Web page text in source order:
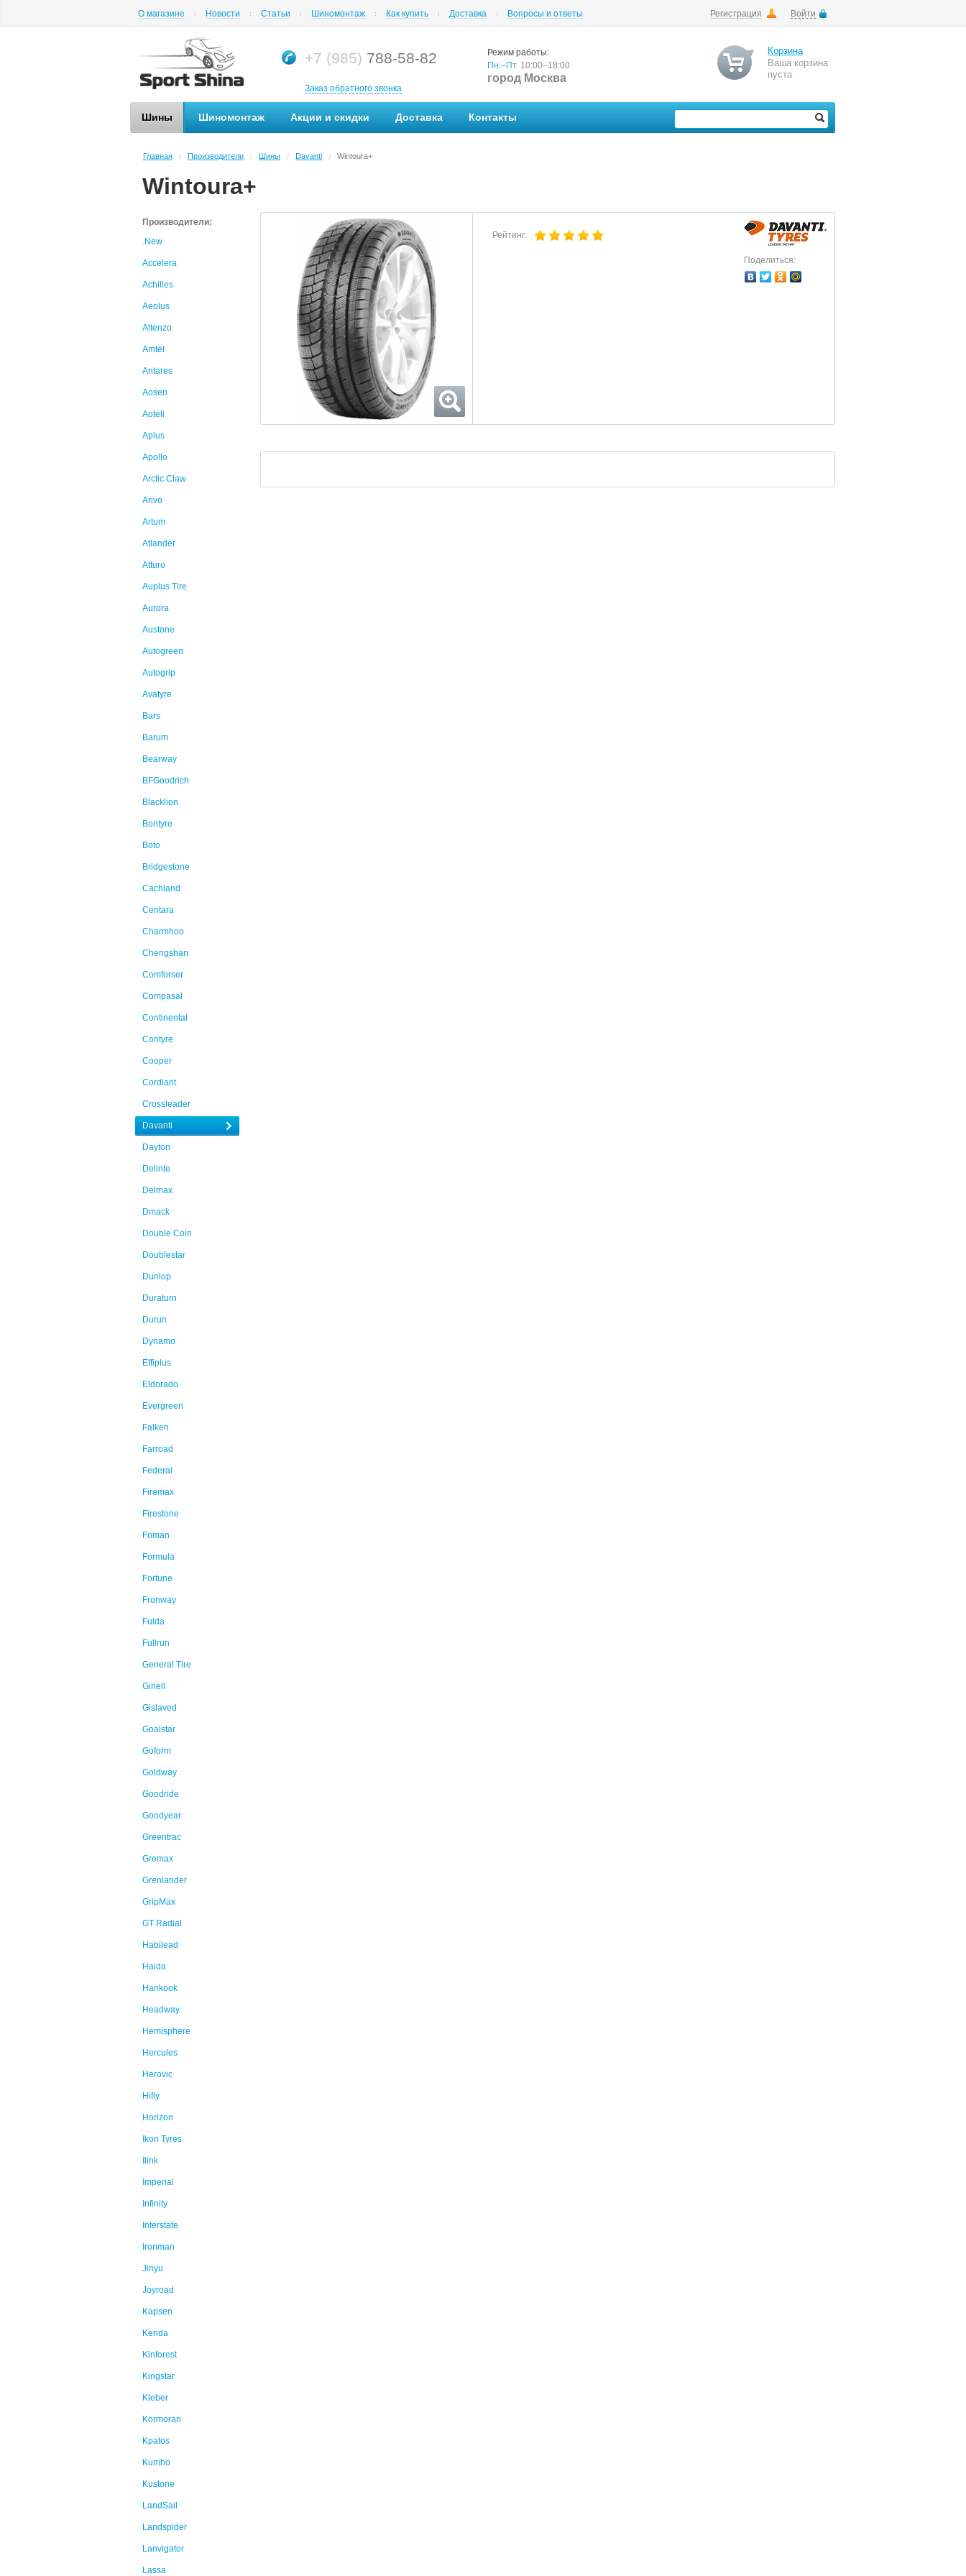
Регистрация Войти
О магазине Новости Статьи Шиномонтаж Как купить Доставка Вопросы и ответы
+7 (985) 788-58-82
Заказ обратного звонка
Режим работы:
Пн.–Пт. 10:00–18:00
город Москва
Корзина
Ваша корзина
пуста
Шины Шиномонтаж Акции и скидки Доставка Контакты
Главная / Производители / Шины / Davanti / Wintoura+
Wintoura+
Производители:
.New
Accelera
Achilles
Aeolus
Altenzo
Amtel
Antares
Aosen
Aoteli
Aplus
Apollo
Arctic Claw
Arivo
Artum
Atlander
Atturo
Auplus Tire
Aurora
Austone
Autogreen
Autogrip
Avatyre
Bars
Barum
Bearway
BFGoodrich
Blacklion
Bontyre
Boto
Bridgestone
Cachland
Centara
Charmhoo
Chengshan
Comforser
Compasal
Continental
Contyre
Cooper
Cordiant
Crossleader
Davanti
Dayton
Delinte
Delmax
Dmack
Double Coin
Doublestar
Dunlop
Duraturn
Durun
Dynamo
Effiplus
Eldorado
Evergreen
Falken
Farroad
Federal
Firemax
Firestone
Foman
Formula
Fortune
Fronway
Fulda
Fullrun
General Tire
Ginell
Gislaved
Goalstar
Goform
Goldway
Goodride
Goodyear
Greentrac
Gremax
Grenlander
GripMax
GT Radial
Habilead
Haida
Hankook
Headway
Hemisphere
Hercules
Herovic
Hifly
Horizon
Ikon Tyres
Ilink
Imperial
Infinity
Interstate
Ironman
Jinyu
Joyroad
Kapsen
Kenda
Kinforest
Kingstar
Kleber
Kormoran
Kpatos
Kumho
Kustone
LandSail
Landspider
Lanvigator
Lassa
Рейтинг:
Поделиться: